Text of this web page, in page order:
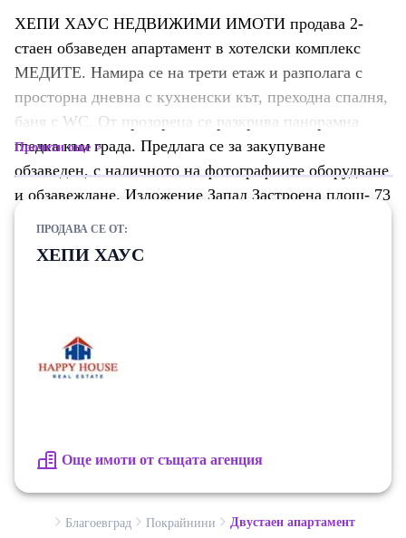
ХЕПИ ХАУС НЕДВИЖИМИ ИМОТИ продава 2-
стаен обзаведен апартамент в хотелски комплекс
МЕДИТЕ. Намира се на трети етаж и разполага с
просторна дневна с кухненски кът, преходна спалня,
баня с WC. От прозореца се разкрива панорамна
гледка към града. Предлага се за закупуване
обзаведен, с наличното на фотографиите оборудване
и обзавеждане. Изложение Запад Застроена площ- 73
Прочети още
ПРОДАВА СЕ ОТ:
ХЕПИ ХАУС
Още имоти от същата агенция
Благоевград Покрайнини Двустаен апартамент